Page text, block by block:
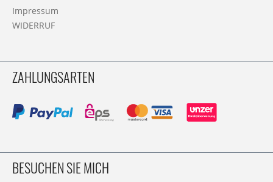
Impressum
WIDERRUF
ZAHLUNGSARTEN
BESUCHEN SIE MICH